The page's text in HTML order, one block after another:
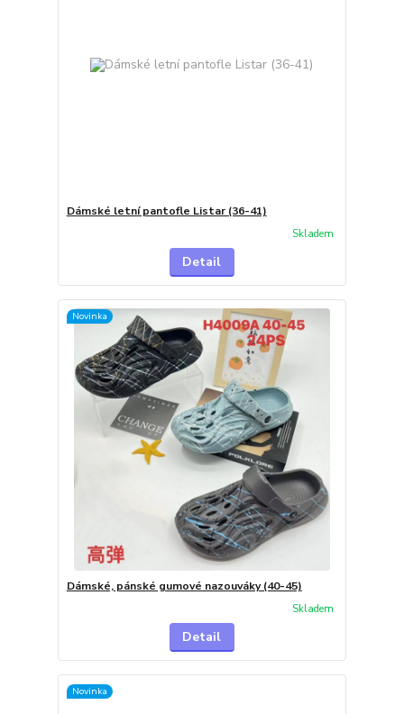
Dámské letní pantofle Listar (36-41)
Skladem
Detail
Novinka
Dámské, pánské gumové nazouváky (40-45)
Skladem
Detail
Novinka